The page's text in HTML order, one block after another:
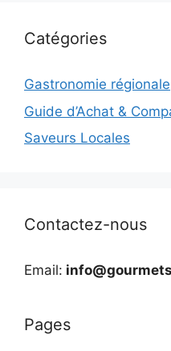
Catégories
Gastronomie régionale
Guide d’Achat &
Saveurs Locales
Contactez-nous
Email:
Pages